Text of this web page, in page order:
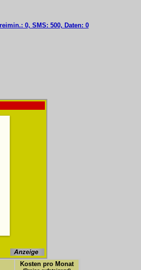
0, SMS: 500, Daten: 0
Kosten pro Monat